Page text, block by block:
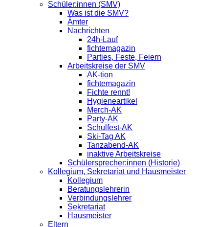
Schüler:innen (SMV)
Was ist die SMV?
Ämter
Nachrichten
24h-Lauf
fichtemagazin
Parties, Feste, Feiern
Arbeitskreise der SMV
AK-tion
fichtemagazin
Fichte rennt!
Hygieneartikel
Merch-AK
Party-AK
Schulfest-AK
Ski-Tag AK
Tanzabend-AK
inaktive Arbeitskreise
Schülersprecher:innen (Historie)
Kollegium, Sekretariat und Hausmeister
Kollegium
Beratungslehrerin
Verbindungslehrer
Sekretariat
Hausmeister
Eltern